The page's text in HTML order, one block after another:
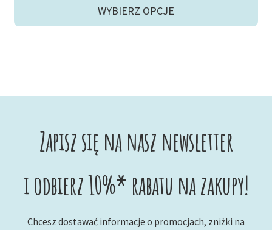
wynosiła:wynosi:
WYBIERZ OPCJE
Zapisz się na nasz newsletter
i odbierz 10%* rabatu na zakupy!
Chcesz dostawać informacje o promocjach, zniżki na